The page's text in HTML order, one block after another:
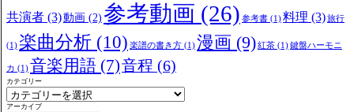
共演者 (3)動画 (2) 参考動画 (26) 参考書 (1)料理 (3)旅行
(1) 楽曲分析 (10) 楽譜の書き方 (1)漫画 (9)紅茶 (1)鍵盤ハーモニ
カ (1)音楽用語 (7)音程 (6)
カテゴリー
アーカイブ